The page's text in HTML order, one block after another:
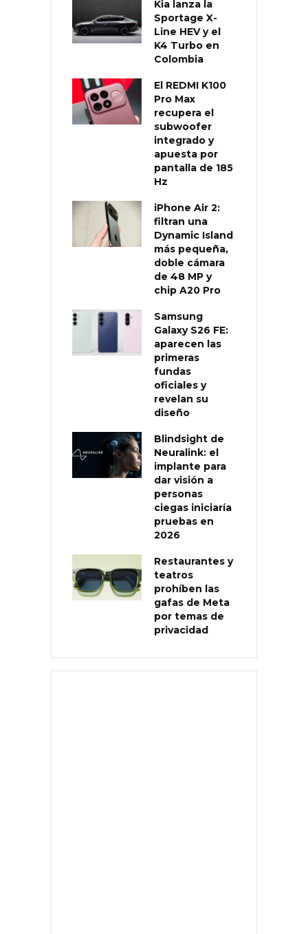
Kia lanza la
Sportage X-
Line HEV y el
K4 Turbo en
Colombia
El REDMI K100
Pro Max
recupera el
subwoofer
integrado y
apuesta por
pantalla de 185
Hz
iPhone Air 2:
filtran una
Dynamic Island
más pequeña,
doble cámara
de 48 MP y
chip A20 Pro
Samsung
Galaxy S26 FE:
aparecen las
primeras
fundas
oficiales y
revelan su
diseño
Blindsight de
Neuralink: el
implante para
dar visión a
personas
ciegas iniciaría
pruebas en
2026
Restaurantes y
teatros
prohíben las
gafas de Meta
por temas de
privacidad